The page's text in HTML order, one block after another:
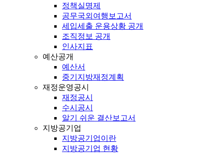
정책실명제
공무국외여행보고서
세입세출 운용상황 공개
조직정보 공개
인사지표
예산공개
예산서
중기지방재정계획
재정운영공시
재정공시
수시공시
알기 쉬운 결산보고서
지방공기업
지방공기업이란
지방공기업 현황